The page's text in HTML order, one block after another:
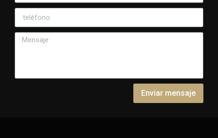
Enviar mensaje